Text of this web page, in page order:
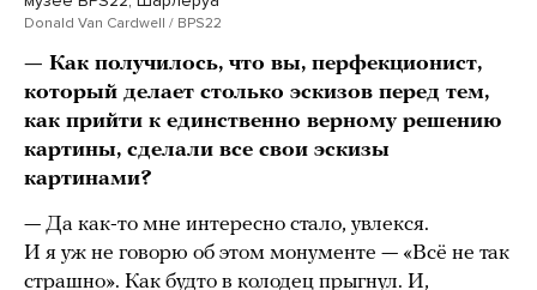
Donald Van Cardwell / BPS22
— Как получилось, что вы, перфекционист,
который делает столько эскизов перед тем,
как прийти к единственно верному решению
картины, сделали все свои эскизы
картинами?
— Да как-то мне интересно стало, увлекся.
И я уж не говорю об этом монументе — «Всё не так
страшно». Как будто в колодец прыгнул. И,